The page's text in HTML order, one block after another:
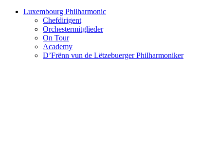
Luxembourg Philharmonic
Chefdirigent
Orchestermitglieder
On Tour
Academy
D’Frënn vun de Lëtzebuerger Philharmoniker